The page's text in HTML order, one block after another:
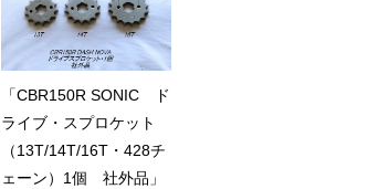
「CBR150R SONIC ド
ライブ・スプロケット
（13T/14T/16T・428チ
ェーン）1個 社外品」